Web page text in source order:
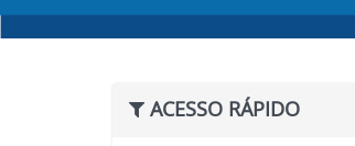
ACESSO RÁPIDO